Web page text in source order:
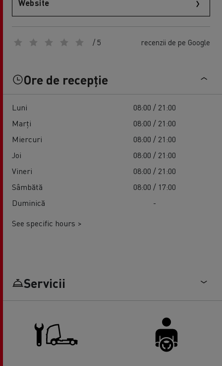
Website
/ 5 recenzii de pe Google
Ore de recepție
Luni
08:00 / 21:00
Marți
08:00 / 21:00
Miercuri
08:00 / 21:00
Joi
08:00 / 21:00
Vineri
08:00 / 21:00
Sâmbătă
08:00 / 17:00
Duminică
-
See specific hours >
Servicii